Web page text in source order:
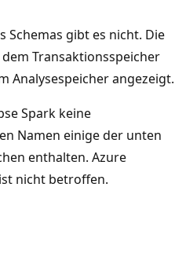
Schemas gibt es nicht. Die
Transaktionsspeicher
Analysespeicher angezeigt.
Spark keine
Namen einige der unten
enthalten. Azure
nicht betroffen.